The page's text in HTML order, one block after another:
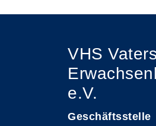
VHS
e.V.
Geschäftsstelle